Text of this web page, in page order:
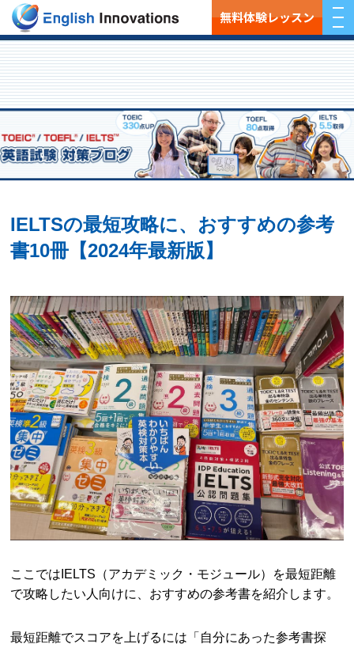
無料体験レッスン
IELTSの最短攻略に、おすすめの参考
書10冊【2024年最新版】
ここではIELTS（アカデミック・モジュール）を最短距離
で攻略したい人向けに、おすすめの参考書を紹介します。
最短距離でスコアを上げるには「自分にあった参考書探